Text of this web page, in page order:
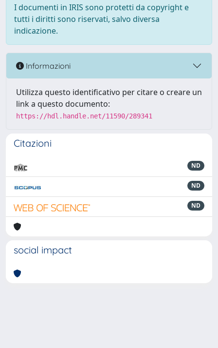
I documenti in IRIS sono protetti da copyright e
tutti i diritti sono riservati, salvo diversa
indicazione.
Informazioni
Utilizza questo identificativo per citare o creare un
link a questo documento:
https://hdl.handle.net/11590/289341
Citazioni
ND
ND
ND
social impact